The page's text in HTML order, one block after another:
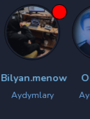
Orazhan
Aydymlary